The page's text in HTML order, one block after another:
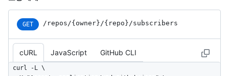
GET /repos/{owner}/{repo}/subscribers
cURL JavaScript GitHub CLI
curl -L \